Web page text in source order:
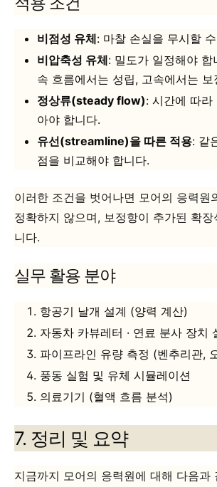
비점성 유체: 마찰 손실을 무시할
비압축성 유체: 밀도가 일정해야 합
속 흐름에서는 성립, 고속에서는 보
정상류(steady flow): 시간에 따
아야 합니다.
유선(streamline)을 따른 적용: 같
점을 비교해야 합니다.
이러한 조건을 벗어나면 모어의 응력원
정확하지 않으며, 보정항이 추가된 확
니다.
실무 활용 분야
항공기 날개 설계 (양력 계산)
자동차 카뷰레터 · 연료 분사 장치
파이프라인 유량 측정 (벤추리관,
풍동 실험 및 유체 시뮬레이션
의료기기 (혈액 흐름 분석)
7. 정리 및 요약
지금까지 모어의 응력원에 대해 다음과